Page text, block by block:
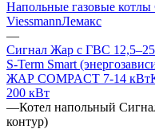
Напольные газовые котлы
ViessmannЛемакс
—
Сигнал Жар с ГВС
S-Term Smart
ЖАР COMPACT 7-14 кВт
200 кВт
—Котел напольный
контур)